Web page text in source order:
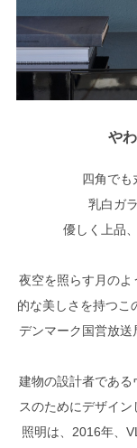
や
四角でも
乳白ガ
優しく上品
夜空を照らす月の
的な美しさを持つこ
デンマーク国営放
建物の設計者である
スのためにデザイ
照明は、2016年、